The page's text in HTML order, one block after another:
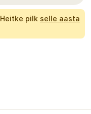
Heitke pilk selle aasta